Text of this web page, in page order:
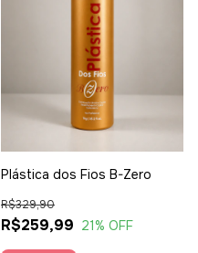
Plástica dos Fios B-Zero
R$259,99
R$329,90
21% OFF